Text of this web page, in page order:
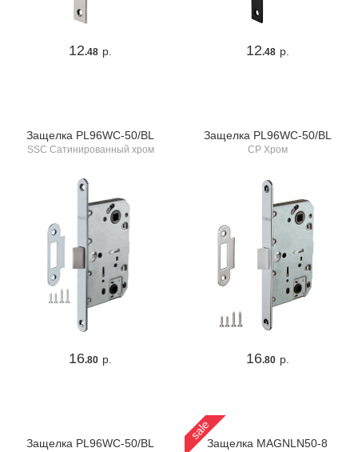
12.48 р. 12.48 р.
Защелка PL96WC-50/BL
SSC Сатинированный хром
16.80 р.
Защелка PL96WC-50/BL
CP Хром
16.80 р.
Защелка PL96WC-50/BL
sale
Защелка MAGNLN50-8